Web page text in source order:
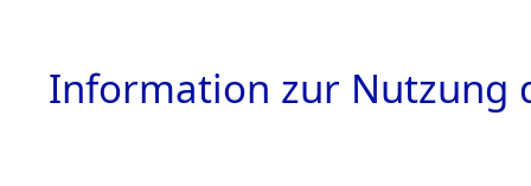
Information zur Nutzung